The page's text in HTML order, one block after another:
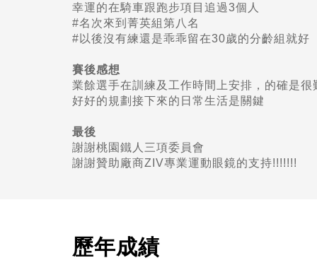
幸運的在騎車跟跑步項目追過3個人
#名次來到菁英組第八名
#以後沒有練還是乖乖留在30歲的分齡組就好
賽後感想
業餘選手在訓練及工作時間上安排，的確是很
好好的規劃接下來的日常生活是關鍵
最後
謝謝桃園鐵人三項委員會
謝謝贊助廠商ZIV專業運動眼鏡的支持!!!!!!!
歷年成績